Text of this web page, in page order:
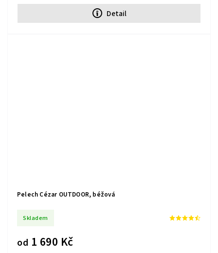
Detail
Pelech Cézar OUTDOOR, béžová
Skladem
od 1 690 Kč